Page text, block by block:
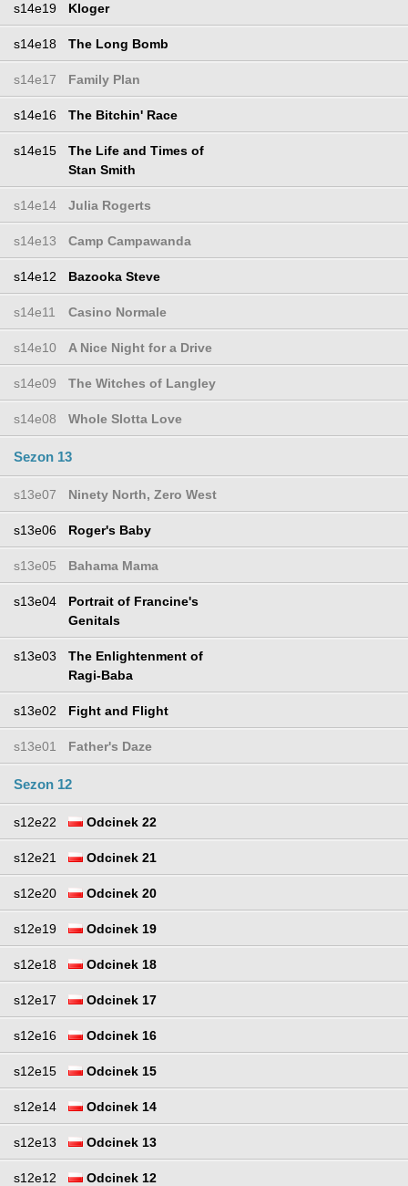
s14e19 Kloger
s14e18 The Long Bomb
s14e17 Family Plan
s14e16 The Bitchin' Race
s14e15
The Life and Times of
Stan Smith
s14e14 Julia Rogerts
s14e13 Camp Campawanda
s14e12 Bazooka Steve
s14e11 Casino Normale
s14e10 A Nice Night for a Drive
s14e09 The Witches of Langley
s14e08 Whole Slotta Love
Sezon 13
s13e07 Ninety North, Zero West
s13e06 Roger's Baby
s13e05 Bahama Mama
s13e04
Portrait of Francine's
Genitals
s13e03
The Enlightenment of
Ragi-Baba
s13e02 Fight and Flight
s13e01 Father's Daze
Sezon 12
s12e22 Odcinek 22
s12e21 Odcinek 21
s12e20 Odcinek 20
s12e19 Odcinek 19
s12e18 Odcinek 18
s12e17 Odcinek 17
s12e16 Odcinek 16
s12e15 Odcinek 15
s12e14 Odcinek 14
s12e13 Odcinek 13
s12e12 Odcinek 12